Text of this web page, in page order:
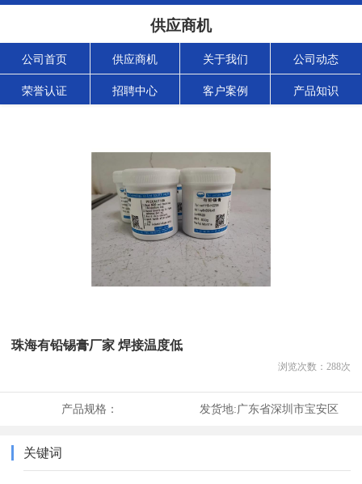
供应商机
公司首页 供应商机 关于我们 公司动态
荣誉认证 招聘中心 客户案例 产品知识
珠海有铅锡膏厂家 焊接温度低
浏览次数： 288次
产品规格： 发货地:广东省深圳市宝安区
关键词